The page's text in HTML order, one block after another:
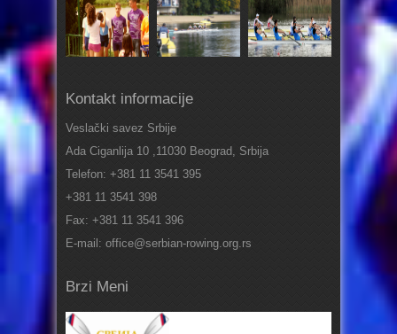
Kontakt informacije
Veslački savez Srbije
Ada Ciganlija 10 ,11030 Beograd, Srbija
Telefon: +381 11 3541 395
+381 11 3541 398
Fax: +381 11 3541 396
E-mail: office@serbian-rowing.org.rs
Brzi Meni